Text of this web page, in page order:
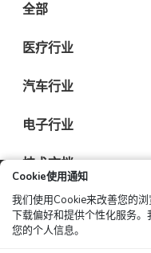
全部
医疗行业
汽车行业
电子行业
技术文档
操作指南
其他
Cookie使用通知
我们使用Cookie来改善您的
下载偏好和提供个性化服务
您的个人信息。